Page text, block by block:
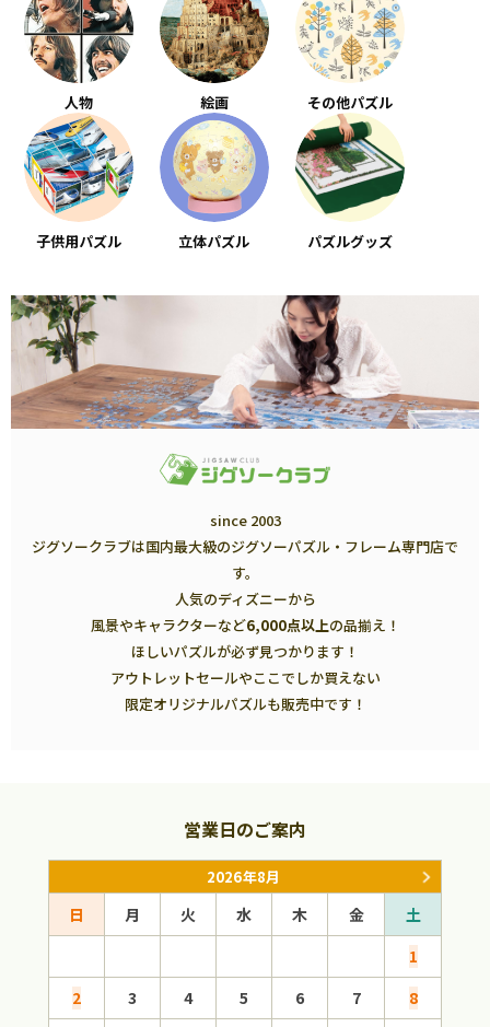
人物 絵画 その他パズル
子供用パズル 立体パズル パズルグッズ
since 2003
ジグソークラブは国内最大級のジグソーパズル・フレーム専門店で
す。
人気のディズニーから
風景やキャラクターなど6,000点以上の品揃え！
ほしいパズルが必ず見つかります！
アウトレットセールやここでしか買えない
限定オリジナルパズルも販売中です！
営業日のご案内
2026年8月
日 月 火 水 木 金
土
1
2
3 4 5 6 7
8